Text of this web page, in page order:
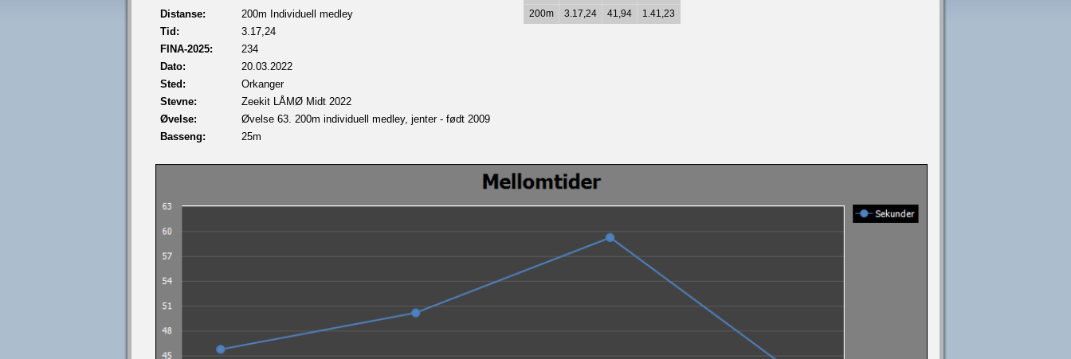
Distanse:
200m Individuell medley
Tid:
3.17,24
FINA-2025:
234
Dato:
20.03.2022
Sted:
Orkanger
Stevne:
Zeekit LÅMØ Midt 2022
Øvelse:
Øvelse 63. 200m individuell medley, jenter - født 2009
Basseng:
25m
200m
3.17,24 41,94 1.41,23